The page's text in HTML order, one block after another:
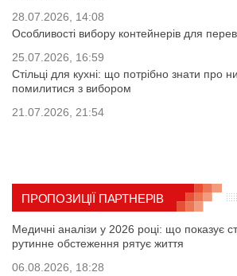
28.07.2026, 14:08
Особливості вибору контейнерів для
25.07.2026, 16:59
Стільці для кухні: що потрібно знати про
помилитися з вибором
21.07.2026, 21:54
ПРОПОЗИЦІЇ ПАРТНЕРІВ
Медичні аналізи у 2026 році: що показує
рутинне обстеження рятує життя
06.08.2026, 18:28